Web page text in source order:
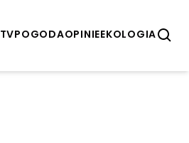
TVPOGODAOPINIEEKOLOGIA